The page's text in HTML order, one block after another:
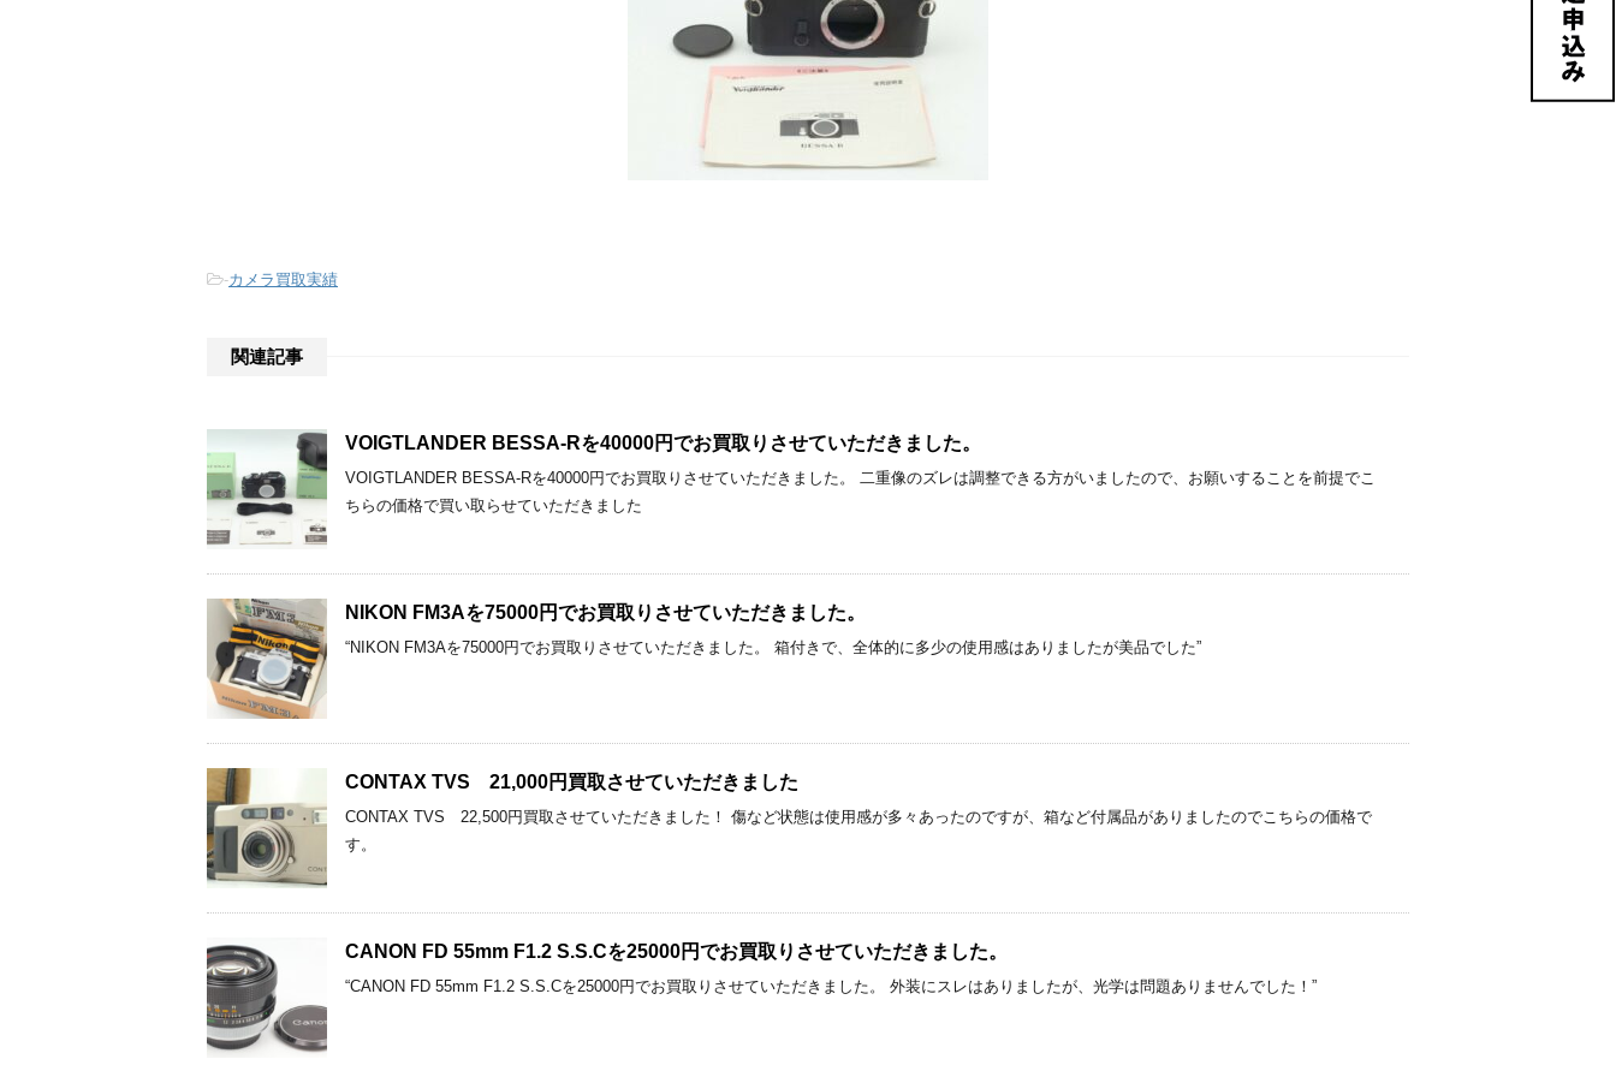
-カメラ買取実績
関連記事
VOIGTLANDER BESSA-Rを40000円でお買取りさせていただきました。
VOIGTLANDER BESSA-Rを40000円でお買取りさせていただきました。 二重像のズレは調整できる方がいましたので、お願いすることを前提でこ
ちらの価格で買い取らせていただきました
NIKON FM3Aを75000円でお買取りさせていただきました。
“NIKON FM3Aを75000円でお買取りさせていただきました。 箱付きで、全体的に多少の使用感はありましたが美品でした”
CONTAX TVS 21,000円買取させていただきました
CONTAX TVS 22,500円買取させていただきました！ 傷など状態は使用感が多々あったのですが、箱など付属品がありましたのでこちらの価格で
す。
CANON FD 55mm F1.2 S.S.Cを25000円でお買取りさせていただきました。
“CANON FD 55mm F1.2 S.S.Cを25000円でお買取りさせていただきました。 外装にスレはありましたが、光学は問題ありませんでした！”